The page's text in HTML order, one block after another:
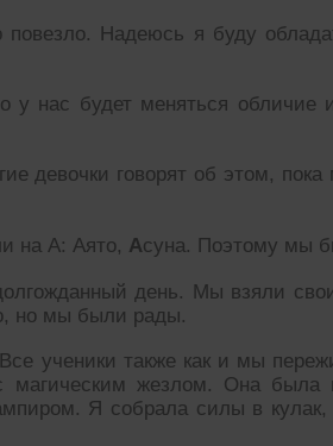
Надеюсь я буду
у нас будет меняться обличие
девочки говорят об этом,
на А: Аято, Асуна. Поэтому мы
день. Мы взяли
но мы были рады.
ученики также как и мы
жезлом. Она была
Я собрала силы в кулак,